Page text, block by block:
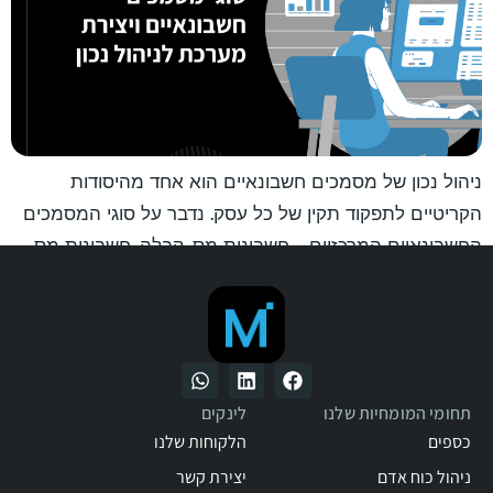
ניהול נכון של מסמכים חשבונאיים הוא אחד מהיסודות
הקריטיים לתפקוד תקין של כל עסק. נדבר על סוגי המסמכים
החשבונאיים המרכזיים – חשבונית מס, קבלה, חשבונית מס
משלוח והזמנת עבודה – כולל מטרתם, כללי הפקה נכונים,
תחומי המומחיות שלנו
כספים
ניהול כוח אדם
לינקים
הלקוחות שלנו
יצירת קשר